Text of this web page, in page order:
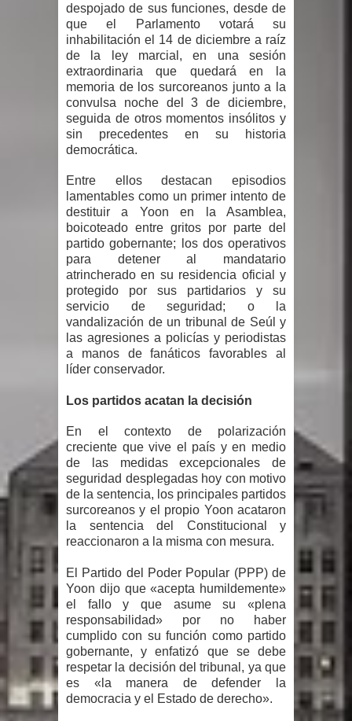
Poder Ejecutivo promulga
modificaciones al nuevo Código Penal
Diputado Félix Michell Rodríguez
reveló que con Presupuesto
Complementario gobierno endeuda
país con 3,500 millones de dólares
El PRM tendrá desde el próximo
domingo una dirección de hombres
Nueva York aprueba ley para poner
fin a la vida de personas con
enfermedades terminales
despojado de sus funciones, desde de
que el Parlamento votará su
inhabilitación el 14 de diciembre a raíz
de la ley marcial, en una sesión
extraordinaria que quedará en la
memoria de los surcoreanos junto a la
convulsa noche del 3 de diciembre,
seguida de otros momentos insólitos y
sin precedentes en su historia
democrática.
Entre ellos destacan episodios
lamentables como un primer intento de
destituir a Yoon en la Asamblea,
boicoteado entre gritos por parte del
partido gobernante; los dos operativos
para detener al mandatario
atrincherado en su residencia oficial y
protegido por sus partidarios y su
servicio de seguridad; o la
vandalización de un tribunal de Seúl y
las agresiones a policías y periodistas
a manos de fanáticos favorables al
líder conservador.
Los partidos acatan la decisión
En el contexto de polarización
creciente que vive el país y en medio
de las medidas excepcionales de
seguridad desplegadas hoy con motivo
de la sentencia, los principales partidos
surcoreanos y el propio Yoon acataron
la sentencia del Constitucional y
reaccionaron a la misma con mesura.
El Partido del Poder Popular (PPP) de
Yoon dijo que «acepta humildemente»
el fallo y que asume su «plena
responsabilidad» por no haber
cumplido con su función como partido
gobernante, y enfatizó que se debe
respetar la decisión del tribunal, ya que
es «la manera de defender la
democracia y el Estado de derecho».